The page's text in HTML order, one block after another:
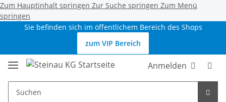
Zum Hauptinhalt springen Zur Suche springen Zum Menü
springen
Sie befinden sich im öffentlichem Bereich des Shops
zum VIP Bereich
Anmelden